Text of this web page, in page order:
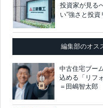
投資家が見る
い”強さと投
編集部のオス
中古住宅ブー
込める「リフ
＝田嶋智太郎